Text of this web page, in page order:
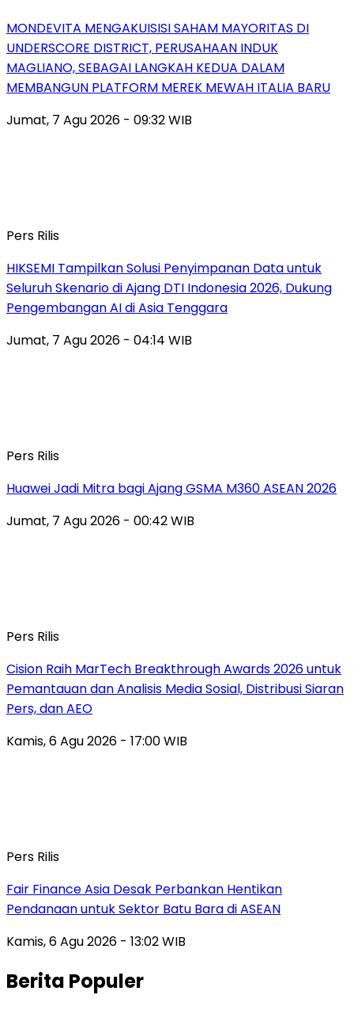
MONDEVITA MENGAKUISISI SAHAM MAYORITAS DI
UNDERSCORE DISTRICT, PERUSAHAAN INDUK
MAGLIANO, SEBAGAI LANGKAH KEDUA DALAM
MEMBANGUN PLATFORM MEREK MEWAH ITALIA BARU
Jumat, 7 Agu 2026 - 09:32 WIB
Pers Rilis
HIKSEMI Tampilkan Solusi Penyimpanan Data untuk
Seluruh Skenario di Ajang DTI Indonesia 2026, Dukung
Pengembangan AI di Asia Tenggara
Jumat, 7 Agu 2026 - 04:14 WIB
Pers Rilis
Huawei Jadi Mitra bagi Ajang GSMA M360 ASEAN 2026
Jumat, 7 Agu 2026 - 00:42 WIB
Pers Rilis
Cision Raih MarTech Breakthrough Awards 2026 untuk
Pemantauan dan Analisis Media Sosial, Distribusi Siaran
Pers, dan AEO
Kamis, 6 Agu 2026 - 17:00 WIB
Pers Rilis
Fair Finance Asia Desak Perbankan Hentikan
Pendanaan untuk Sektor Batu Bara di ASEAN
Kamis, 6 Agu 2026 - 13:02 WIB
Berita Populer